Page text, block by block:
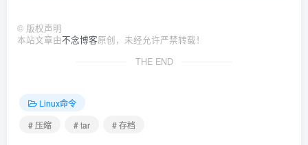
© 版权声明
本站文章由不念博客原创，未经允许严禁转载！
THE END
Linux命令
# 压缩
# tar # 存档